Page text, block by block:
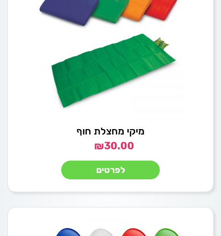
מיקי מחצלת חוף
₪30.00
לפרטים